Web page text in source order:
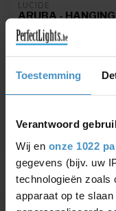
Toestemming
Verantwoord
Wij en onze 1022
gegevens (bijv. uw
technologieën zoals
apparaat op te
LUCIDE
ARUBA - HANGING
LAMP
INDOOR/
ARUBA - Hanging lamp
Indoor/Outdoor - Ø
11872/01/...
€74,95